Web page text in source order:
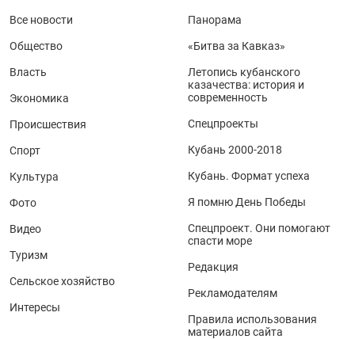
Все новости
Общество
Власть
Экономика
Происшествия
Спорт
Культура
Фото
Видео
Туризм
Сельское хозяйство
Интересы
Панорама
«Битва за Кавказ»
Летопись кубанского
казачества: история и
современность
Спецпроекты
Кубань 2000-2018
Кубань. Формат успеха
Я помню День Победы
Спецпроект. Они помогают
спасти море
Редакция
Рекламодателям
Правила использования
материалов сайта